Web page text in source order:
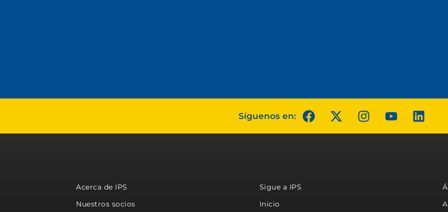
Síguenos en:
Acerca de IPS
Nuestros socios
Sigue a IPS
Inicio